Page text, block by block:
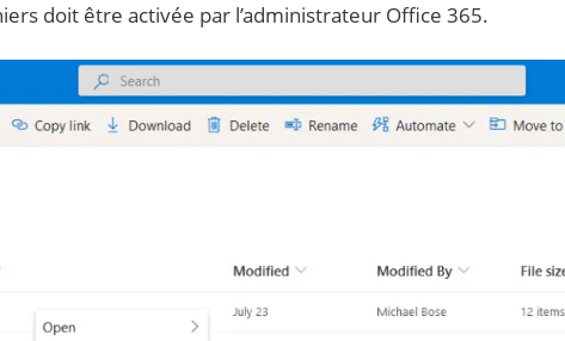
doit être activée par l’administrateur Office 365.